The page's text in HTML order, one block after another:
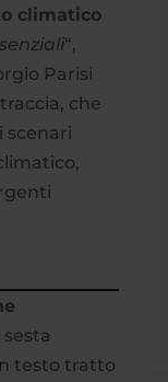
climatico
“,
Parisi
che
scenari
testo tratto